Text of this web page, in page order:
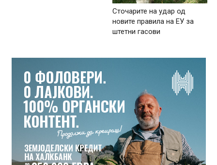
Сточарите на удар од
новите правила на ЕУ за
штетни гасови